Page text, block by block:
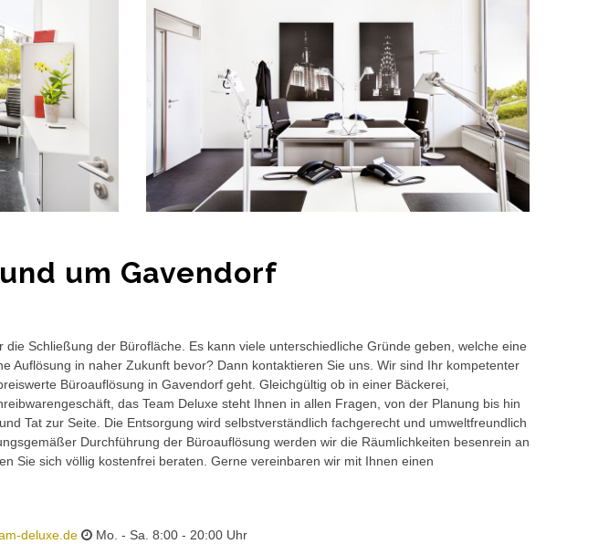
um Gavendorf
Schließung der Bürofläche. Es kann viele unterschiedliche Gründe geben, welche eine
Auflösung in naher Zukunft bevor? Dann kontaktieren Sie uns. Wir sind Ihr kompetenter
Büroauflösung in Gavendorf geht. Gleichgültig ob in einer Bäckerei,
das Team Deluxe steht Ihnen in allen Fragen, von der Planung bis hin
Tat zur Seite. Die Entsorgung wird selbstverständlich fachgerecht und umweltfreundlich
Durchführung der Büroauflösung werden wir die Räumlichkeiten besenrein an
Sie sich völlig kostenfrei beraten. Gerne vereinbaren wir mit Ihnen einen
deluxe.de Mo. - Sa. 8:00 - 20:00 Uhr